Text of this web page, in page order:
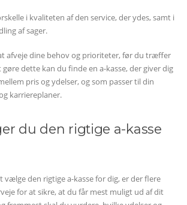
i kvaliteten af den service, der ydes, samt i
af sager.
afveje dine behov og prioriteter, før du træffer
dette kan du finde en a-kasse, der giver dig
pris og ydelser, og som passer til din
karriereplaner.
du den rigtige a-kasse
vælge den rigtige a-kasse for dig, er der flere
for at sikre, at du får mest muligt ud af dit